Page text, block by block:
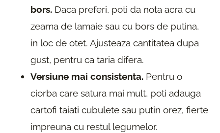
bors. Daca preferi, poti da nota acra cu
zeama de lamaie sau cu bors de putina,
in loc de otet. Ajusteaza cantitatea dupa
gust, pentru ca taria difera.
Versiune mai consistenta. Pentru o
ciorba care satura mai mult, poti adauga
cartofi taiati cubulete sau putin orez, fierte
impreuna cu restul legumelor.